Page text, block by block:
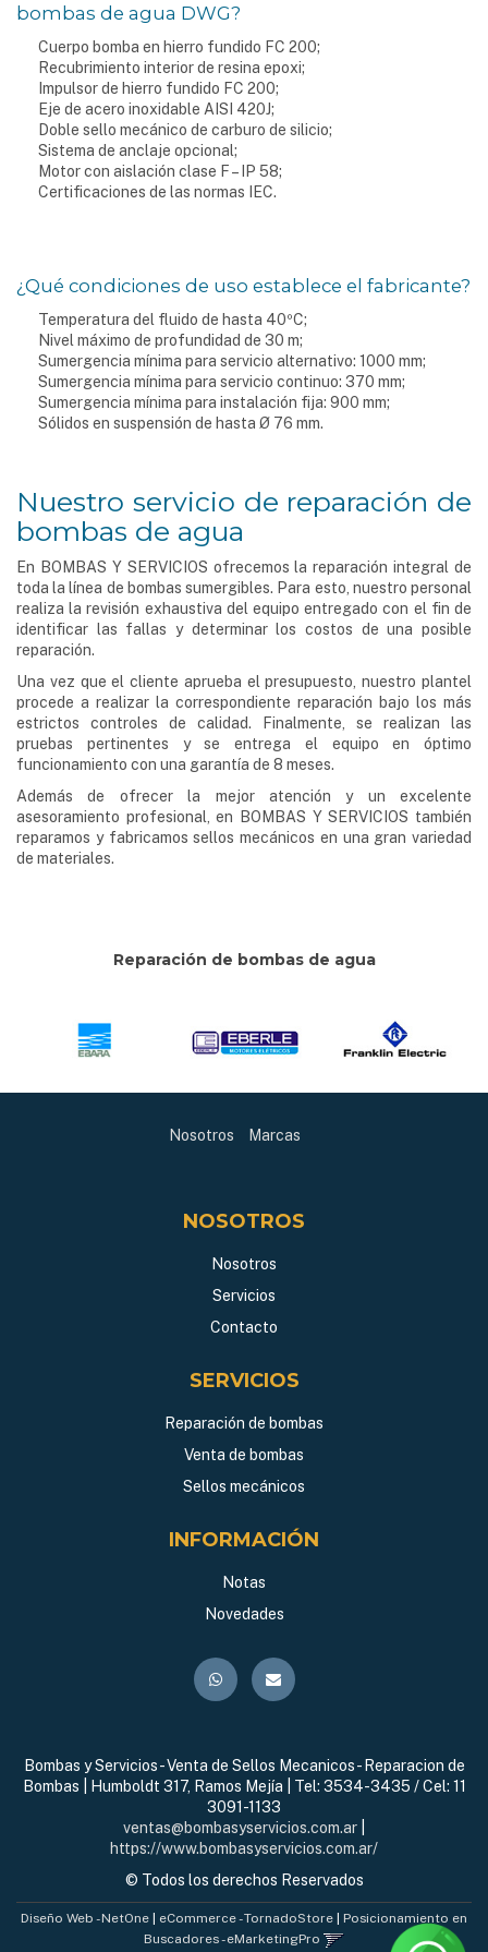
bombas de agua DWG?
Cuerpo bomba en hierro fundido FC 200;
Recubrimiento interior de resina epoxi;
Impulsor de hierro fundido FC 200;
Eje de acero inoxidable AISI 420J;
Doble sello mecánico de carburo de silicio;
Sistema de anclaje opcional;
Motor con aislación clase F – IP 58;
Certificaciones de las normas IEC.
¿Qué condiciones de uso establece el fabricante?
Temperatura del fluido de hasta 40ºC;
Nivel máximo de profundidad de 30 m;
Sumergencia mínima para servicio alternativo: 1000 mm;
Sumergencia mínima para servicio continuo: 370 mm;
Sumergencia mínima para instalación fija: 900 mm;
Sólidos en suspensión de hasta Ø 76 mm.
Nuestro servicio de reparación de
bombas de agua
En BOMBAS Y SERVICIOS ofrecemos la reparación integral de
toda la línea de bombas sumergibles. Para esto, nuestro personal
realiza la revisión exhaustiva del equipo entregado con el fin de
identificar las fallas y determinar los costos de una posible
reparación.
Una vez que el cliente aprueba el presupuesto, nuestro plantel
procede a realizar la correspondiente reparación bajo los más
estrictos controles de calidad. Finalmente, se realizan las
pruebas pertinentes y se entrega el equipo en óptimo
funcionamiento con una garantía de 8 meses.
Además de ofrecer la mejor atención y un excelente
asesoramiento profesional, en BOMBAS Y SERVICIOS también
reparamos y fabricamos sellos mecánicos en una gran variedad
de materiales.
Reparación de bombas de agua
Nosotros Marcas
NOSOTROS
Nosotros
Servicios
Contacto
SERVICIOS
Reparación de bombas
Venta de bombas
Sellos mecánicos
INFORMACIÓN
Notas
Novedades
Bombas y Servicios - Venta de Sellos Mecanicos - Reparacion de
Bombas | Humboldt 317, Ramos Mejía | Tel: 3534-3435 / Cel: 11
3091-1133
ventas@bombasyservicios.com.ar
https://www.bombasyservicios.com.ar/
© Todos los derechos Reservados
Diseño Web - NetOne eCommerce - TornadoStore
Posicionamiento en
Buscadores - eMarketingPro